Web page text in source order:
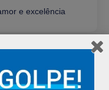
e excelência